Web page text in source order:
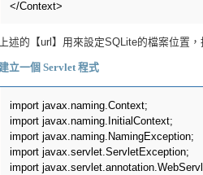
上述的【url】用來設定SQLite的檔案位置
建立一個 Servlet 程式
import javax.naming.Context;
import javax.naming.InitialContext;
import javax.naming.NamingException;
import javax.servlet.ServletException;
import